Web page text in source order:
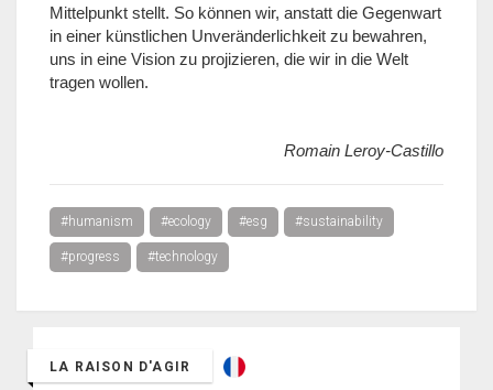
Mittelpunkt stellt. So können wir, anstatt die Gegenwart
in einer künstlichen Unveränderlichkeit zu bewahren,
uns in eine Vision zu projizieren, die wir in die Welt
tragen wollen.
Romain Leroy-Castillo
#humanism #ecology #esg #sustainability
#progress #technology
LA RAISON D'AGIR